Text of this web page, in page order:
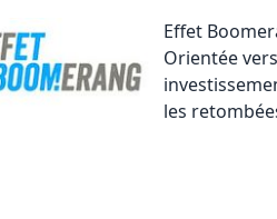
Effet
Orientée
les